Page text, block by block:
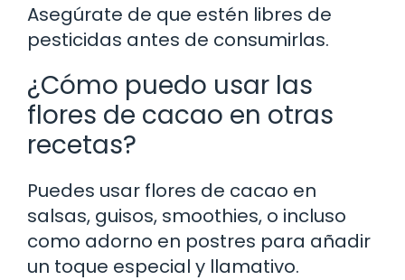
Asegúrate de que estén libres de
pesticidas antes de consumirlas.
¿Cómo puedo usar las
flores de cacao en otras
recetas?
Puedes usar flores de cacao en
salsas, guisos, smoothies, o incluso
como adorno en postres para añadir
un toque especial y llamativo.